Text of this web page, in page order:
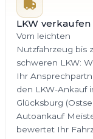
LKW verkaufen
Vom leichten
Nutzfahrzeug bis
schweren LKW:
Ihr
den LKW-Ankauf
Glücksburg
Autoankauf
bewertet Ihr
marktgerecht und